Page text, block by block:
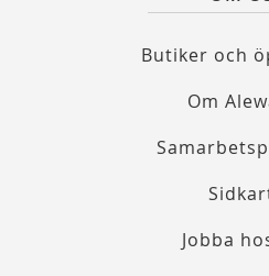
Butiker och
Om
Jobba